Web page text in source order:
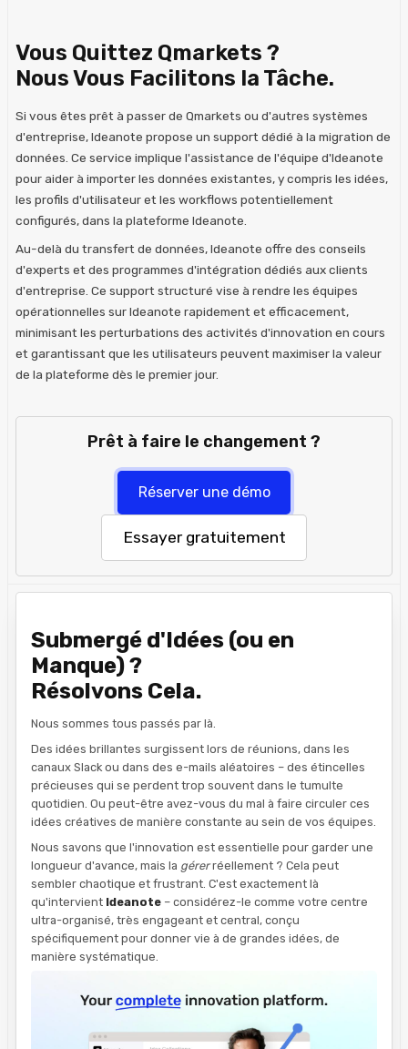
Vous Quittez Qmarkets ?
Nous Vous Facilitons la Tâche.
Si vous êtes prêt à passer de Qmarkets ou d'autres systèmes
d'entreprise, Ideanote propose un support dédié à la migration de
données. Ce service implique l'assistance de l'équipe d'Ideanote
pour aider à importer les données existantes, y compris les idées,
les profils d'utilisateur et les workflows potentiellement
configurés, dans la plateforme Ideanote.
Au-delà du transfert de données, Ideanote offre des conseils
d'experts et des programmes d'intégration dédiés aux clients
d'entreprise. Ce support structuré vise à rendre les équipes
opérationnelles sur Ideanote rapidement et efficacement,
minimisant les perturbations des activités d'innovation en cours
et garantissant que les utilisateurs peuvent maximiser la valeur
de la plateforme dès le premier jour.
Prêt à faire le changement ?
Réserver une démo
Essayer gratuitement
Submergé d'Idées (ou en
Manque) ?
Résolvons Cela.
Nous sommes tous passés par là.
Des idées brillantes surgissent lors de réunions, dans les
canaux Slack ou dans des e-mails aléatoires – des étincelles
précieuses qui se perdent trop souvent dans le tumulte
quotidien. Ou peut-être avez-vous du mal à faire circuler ces
idées créatives de manière constante au sein de vos équipes.
Nous savons que l'innovation est essentielle pour garder une
longueur d'avance, mais la gérerréellement ? Cela peut
sembler chaotique et frustrant. C'est exactement là
qu'intervient Ideanote – considérez-le comme votre centre
ultra-organisé, très engageant et central, conçu
spécifiquement pour donner vie à de grandes idées, de
manière systématique.